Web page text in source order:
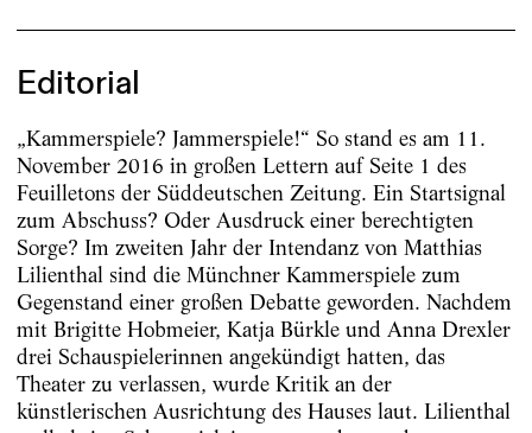
Editorial
„Kammerspiele? Jammerspiele!“ So stand es am 11.
November 2016 in großen Lettern auf Seite 1 des
Feuilletons der Süddeutschen Zeitung. Ein Startsignal
zum Abschuss? Oder Ausdruck einer berechtigten
Sorge? Im zweiten Jahr der Intendanz von Matthias
Lilienthal sind die Münchner Kammerspiele zum
Gegenstand einer großen Debatte geworden. Nachdem
mit Brigitte Hobmeier, Katja Bürkle und Anna Drexler
drei Schauspielerinnen angekündigt hatten, das
Theater zu verlassen, wurde Kritik an der
künstlerischen Ausrichtung des Hauses laut. Lilienthal